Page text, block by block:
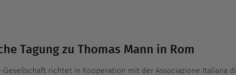
Tagung zu Thomas Mann in Rom
Gesellschaft richtet in Kooperation mit der Associazione Italiana di